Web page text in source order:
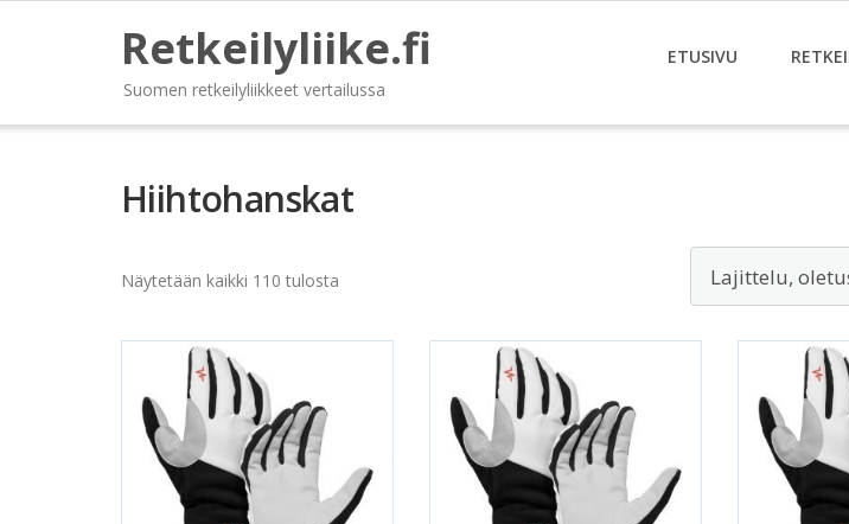
Retkeilyliike.fi
Suomen retkeilyliikkeet vertailussa
ETUSIVU
Hiihtohanskat
Näytetään kaikki 110 tulosta